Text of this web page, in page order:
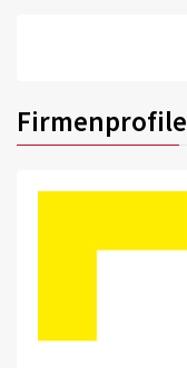
Firmenprofile